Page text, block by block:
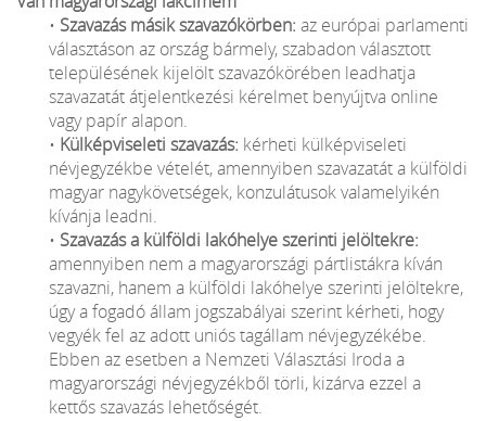
• Szavazás másik szavazókörben: az európai parlamenti
választáson az ország bármely, szabadon választott
településének kijelölt szavazókörében leadhatja
szavazatát átjelentkezési kérelmet benyújtva online
vagy papír alapon.
• Külképviseleti szavazás: kérheti külképviseleti
névjegyzékbe vételét, amennyiben szavazatát a külföldi
magyar nagykövetségek, konzulátusok valamelyikén
kívánja leadni.
• Szavazás a külföldi lakóhelye szerinti jelöltekre:
amennyiben nem a magyarországi pártlistákra kíván
szavazni, hanem a külföldi lakóhelye szerinti jelöltekre,
úgy a fogadó állam jogszabályai szerint kérheti, hogy
vegyék fel az adott uniós tagállam névjegyzékébe.
Ebben az esetben a Nemzeti Választási Iroda a
magyarországi névjegyzékből törli, kizárva ezzel a
kettős szavazás lehetőségét.